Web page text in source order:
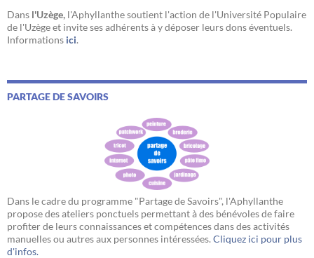
Dans l'Uzège, l'Aphyllanthe soutient l'action de l'Université Populaire
de l'Uzège et invite ses adhérents à y déposer leurs dons éventuels.
Informations ici.
PARTAGE DE SAVOIRS
Dans le cadre du programme "Partage de Savoirs", l'Aphyllanthe
propose des ateliers ponctuels permettant à des bénévoles de faire
profiter de leurs connaissances et compétences dans des activités
manuelles ou autres aux personnes intéressées. Cliquez ici pour plus
d'infos.